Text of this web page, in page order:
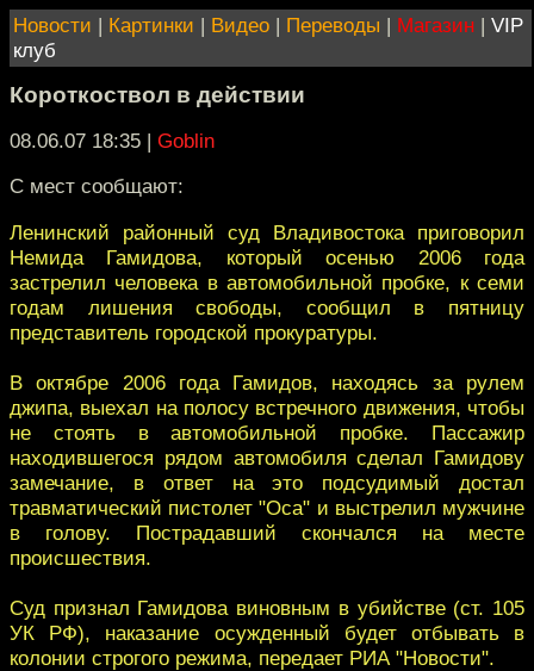
Новости | Картинки | Видео | Переводы | Магазин | VIP
клуб
Короткоствол в действии
08.06.07 18:35 | Goblin
С мест сообщают:
Ленинский районный суд Владивостока приговорил
Немида Гамидова, который осенью 2006 года
застрелил человека в автомобильной пробке, к семи
годам лишения свободы, сообщил в пятницу
представитель городской прокуратуры.
В октябре 2006 года Гамидов, находясь за рулем
джипа, выехал на полосу встречного движения, чтобы
не стоять в автомобильной пробке. Пассажир
находившегося рядом автомобиля сделал Гамидову
замечание, в ответ на это подсудимый достал
травматический пистолет "Оса" и выстрелил мужчине
в голову. Пострадавший скончался на месте
происшествия.
Суд признал Гамидова виновным в убийстве (ст. 105
УК РФ), наказание осужденный будет отбывать в
колонии строгого режима, передает РИА "Новости".